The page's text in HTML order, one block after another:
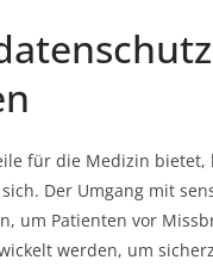
für die Medizin
Der Umgang mit
um Patienten vor
werden, um